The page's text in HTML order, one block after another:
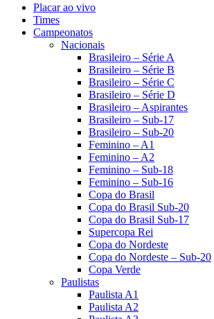
Placar ao vivo
Times
Campeonatos
Nacionais
Brasileiro – Série A
Brasileiro – Série B
Brasileiro – Série C
Brasileiro – Série D
Brasileiro – Aspirantes
Brasileiro – Sub-17
Brasileiro – Sub-20
Feminino – A1
Feminino – A2
Feminino – Sub-18
Feminino – Sub-16
Copa do Brasil
Copa do Brasil Sub-20
Copa do Brasil Sub-17
Supercopa Rei
Copa do Nordeste
Copa do Nordeste – Sub-20
Copa Verde
Paulistas
Paulista A1
Paulista A2